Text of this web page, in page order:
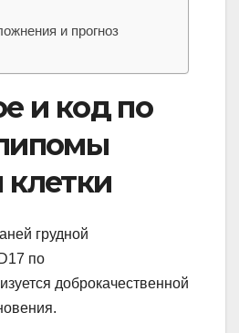
и прогноз
и код по
клетки
грудной
по
доброкачественной